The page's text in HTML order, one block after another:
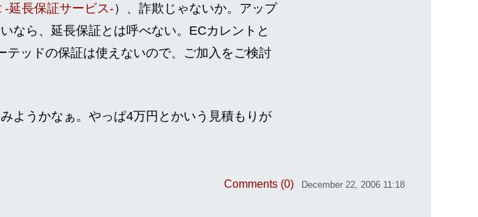
-延長保証サービス-）、詐欺じゃないか。アップ
なら、延長保証とは呼べない。ECカレントと
ッドの保証は使えないので、ご加入をご検討
ようかなぁ。やっぱ4万円とかいう見積もりが
Comments (0) December 22, 2006 11:18